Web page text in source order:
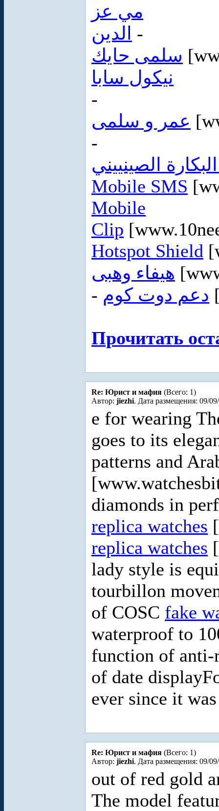
مي عز
الدين
-
سلمى حايك
نيكول سابا
-
عمر و سلمى
-
الصينييني
Mobile SMS
Mobile
Clip
Hotspot Shield
هيفاء وهبى
- دعم دوت كوم
Прочитать
Re: Юрист и мафия (Всего: 1)
Автор: jiezhi. Дата размещения: 09/
e for wearing
goes to its
patterns and
diamonds in
replica watches
replica watches
lady style is
tourbillon
of COSC fake
waterproof to
function of
of date
ever since it
Re: Юрист и мафия (Всего: 1)
Автор: jiezhi. Дата размещения: 09/
out of red gold
The model